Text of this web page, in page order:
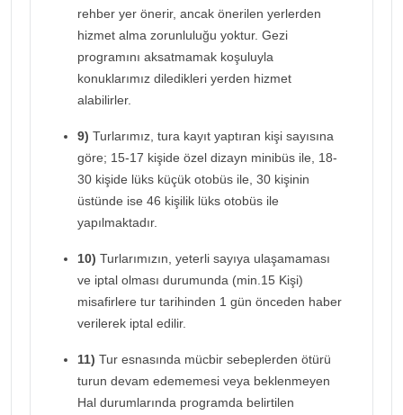
rehber yer önerir, ancak önerilen yerlerden
hizmet alma zorunluluğu yoktur. Gezi
programını aksatmamak koşuluyla
konuklarımız diledikleri yerden hizmet
alabilirler.
9) Turlarımız, tura kayıt yaptıran kişi sayısına
göre; 15-17 kişide özel dizayn minibüs ile, 18-
30 kişide lüks küçük otobüs ile, 30 kişinin
üstünde ise 46 kişilik lüks otobüs ile
yapılmaktadır.
10) Turlarımızın, yeterli sayıya ulaşamaması
ve iptal olması durumunda (min.15 Kişi)
misafirlere tur tarihinden 1 gün önceden haber
verilerek iptal edilir.
11) Tur esnasında mücbir sebeplerden ötürü
turun devam edememesi veya beklenmeyen
Hal durumlarında programda belirtilen